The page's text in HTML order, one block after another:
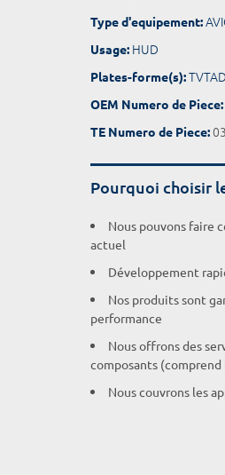
Type d'equipement:
Usage: HUD
Plates-forme(s):
OEM Numero de Piece:
TE Numero de Piece:
Pourquoi choisir
Nous pouvons faire
actuel
Développement
Nos produits sont
performance
Nous offrons des
composants (comprend
Nous couvrons les